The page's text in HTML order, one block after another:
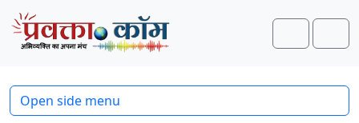
Skip to content
Skip to footer
Search
Open side menu